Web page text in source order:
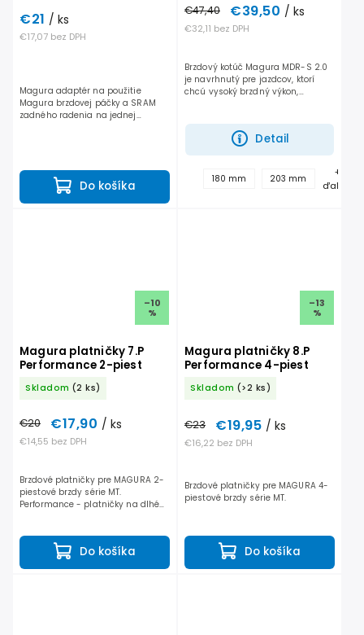
€17,07 bez DPH
€21 / ks
Do košíka
Magura adaptér na použitie
Magura brzdovej páčky a SRAM
zadného radenia na jednej
€32,11 bez DPH
€47,40 €39,50 / ks
Detail
Brzdový kotúč Magura MDR-S 2.0
je navrhnutý pre jazdcov, ktorí
chcú vysoký brzdný výkon,
zaťažení. Vďaka novej...
180 mm 203 mm
+
ďalšie
–10
%
Magura platničky 7.P
Performance 2-piest
Skladom (2 ks)
€14,55 bez DPH
€20 €17,90 / ks
Do košíka
Brzdové platničky pre MAGURA 2-
piestové brzdy série MT.
Performance - platničky na dlhé
všetkých situáciach....
–13
%
Magura platničky 8.P
Performance 4-piest
Skladom (>2 ks)
€16,22 bez DPH
€23 €19,95 / ks
Do košíka
Brzdové platničky pre MAGURA 4-
piestové brzdy série MT.